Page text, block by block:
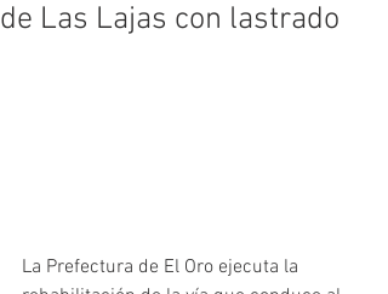
de Las Lajas con lastrado
La Prefectura de El Oro ejecuta la